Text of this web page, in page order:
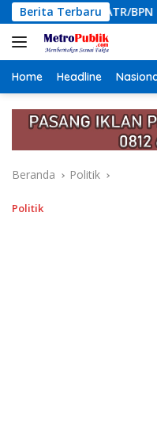
Langsung
ke
konten
Berita Terbaru
Nias Tewas Lompat dari
Home Headline
Beranda Politik
Politik